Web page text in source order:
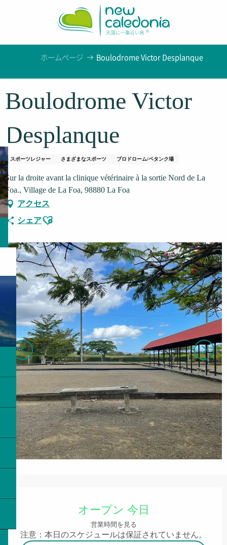
ホームページ Boulodrome Victor Desplanque
Boulodrome Victor
Desplanque
スポーツレジャー さまざまなスポーツ ブロドローム/ペタンク場
Sur la droite avant la clinique vétérinaire à la sortie Nord de La
Foa., Village de La Foa, 98880 La Foa
アクセス
シェアAjouter aux favoris
オープン 今日
営業時間を見る
注意：本日のスケジュールは保証されていません。